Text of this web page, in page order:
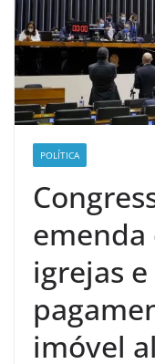
POLÍTICA
emenda
igrejas
imóvel